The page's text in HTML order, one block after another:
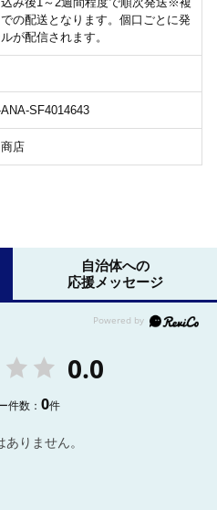
の配送となります。個口ごとに発
が配信されます。
SF4014643
店
自治体への
応援メッセージ
0.0
件数：0件
ありません。